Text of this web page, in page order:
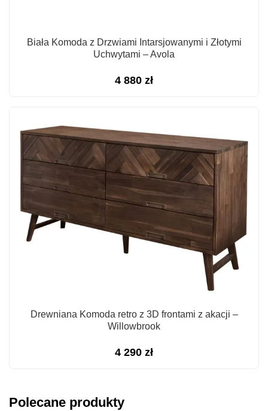
Biała Komoda z Drzwiami Intarsjowanymi i Złotymi
Uchwytami – Avola
4 880 zł
Drewniana Komoda retro z 3D frontami z akacji –
Willowbrook
4 290 zł
Polecane produkty